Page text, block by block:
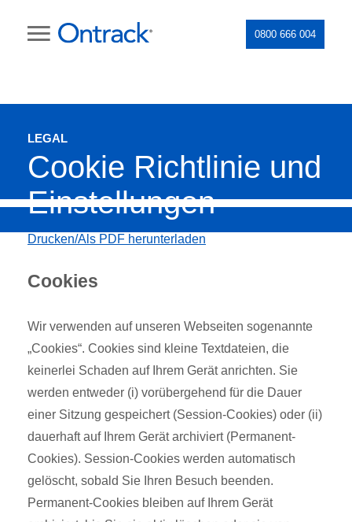
0800 666 004
LEGAL
Cookie Richtlinie und
Einstellungen
Drucken/Als PDF herunterladen
Cookies
Wir verwenden auf unseren Webseiten sogenannte
„Cookies“. Cookies sind kleine Textdateien, die
keinerlei Schaden auf Ihrem Gerät anrichten. Sie
werden entweder (i) vorübergehend für die Dauer
einer Sitzung gespeichert (Session-Cookies) oder (ii)
dauerhaft auf Ihrem Gerät archiviert (Permanent-
Cookies). Session-Cookies werden automatisch
gelöscht, sobald Sie Ihren Besuch beenden.
Permanent-Cookies bleiben auf Ihrem Gerät